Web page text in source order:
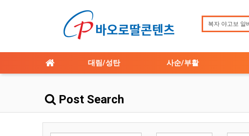
대림/성탄 사순/부활
Post Search